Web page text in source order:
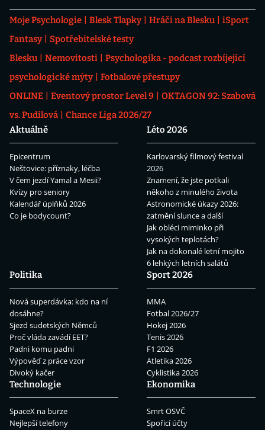
Moje Psychologie Blesk Tlapky Hráči na Blesku
iSport
Fantasy
Spotřebitelské testy
Blesku
Nemovitosti
Psychologika - podcast rozbíjející
psychologické mýty
Fotbalové přestupy
ONLINE
Eventový prostor Level 9
OKTAGON 92: Szabová
vs. Pudilová
Chance Liga 2026/27
Aktuálně
Epicentrum
Neštovice: příznaky, léčba
V čem jezdí Yamal a Mesii?
Kvízy pro seniory
Kalendář úplňků 2026
Co je bodycount?
Léto 2026
Karlovarský filmový festival
2026
Znamení, že jste potkali
někoho z minulého života
Astronomické úkazy 2026:
zatmění slunce a další
Jak obléci miminko při
vysokých teplotách?
Jak na dokonalé letní mojito
6 lehkých letních salátů
Politika
Nová superdávka: kdo na ní
dosáhne?
Sjezd sudetských Němců
Proč vláda zavádí EET?
Padni komu padni
Výpověď z práce vzor
Divoký kačer
Sport 2026
MMA
Fotbal 2026/27
Hokej 2026
Tenis 2026
F1 2026
Atletika 2026
Cyklistika 2026
Technologie
SpaceX na burze
Nejlepší telefony
Ekonomika
Smrt OSVČ
Spořicí účty